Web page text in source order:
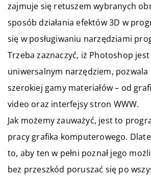
zajmuje się retuszem wybranych
sposób działania efektów 3D w
się w posługiwaniu narzędziami
Trzeba zaznaczyć, iż Photoshop
uniwersalnym narzędziem,
szerokiej gamy materiałów – od
video oraz interfejsy stron WWW.
Jak możemy zauważyć, jest to
pracy grafika komputerowego.
to, aby ten w pełni poznał jego
bez przeszkód poruszać się po